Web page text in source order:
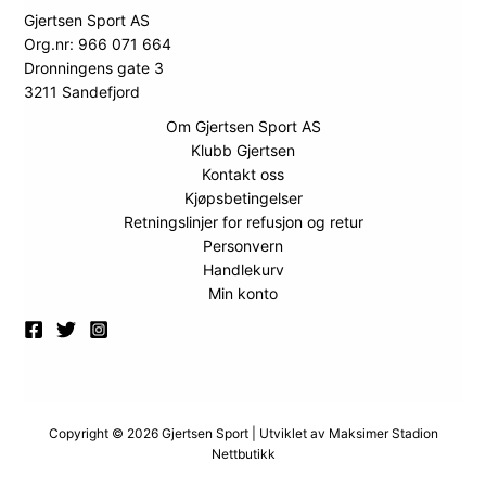
Gjertsen Sport AS
Org.nr: 966 071 664
Dronningens gate 3
3211 Sandefjord
Om Gjertsen Sport AS
Klubb Gjertsen
Kontakt oss
Kjøpsbetingelser
Retningslinjer for refusjon og retur
Personvern
Handlekurv
Min konto
Copyright © 2026 Gjertsen Sport | Utviklet av Maksimer Stadion
Nettbutikk